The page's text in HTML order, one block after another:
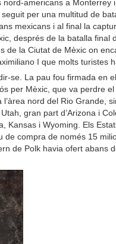
americans a Monterrey
per una multitud de
mexicans i al final la
després de la batalla final
de la Ciutat de Mèxic on
I que molts turistes
se. La pau fou firmada en
per Mèxic, que va perdre el
nord del Rio Grande,
gran part d’Arizona i
Kansas i Wyoming. Els
de compra de només 15
de Polk havia ofert abans